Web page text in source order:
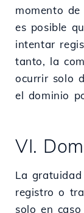
momento
es posible
intentar
tanto, la
ocurrir solo
el dominio
VI.
La
registro o
solo en